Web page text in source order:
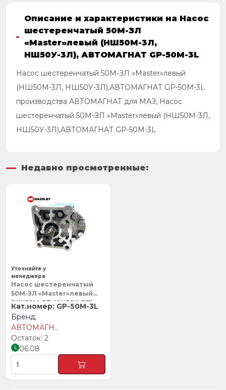
Описание и характеристики на Насос
шестеренчатый 50М-ЗЛ
«Master»левый (НШ50М-3Л,
НШ50У-3Л), АВТОМАГНАТ GP-50M-3L
Насос шестеренчатый 50М-ЗЛ «Master»левый
(НШ50М-3Л, НШ50У-3Л),АВТОМАГНАТ GP-50M-3L
производства АВТОМАГНАТ для МАЗ, Насос
шестеренчатый 50М-ЗЛ «Master»левый (НШ50М-3Л,
НШ50У-3Л),АВТОМАГНАТ GP-50M-3L
Недавно просмотренные:
Насос шестеренчатый
50М-ЗЛ «Master»левый
(НШ50М-3Л, НШ50У-3Л),
АВТОМАГНАТ
GP-50M-3L
АВТОМАГНАТ
2
06.08
Уточняйте у
менеджера